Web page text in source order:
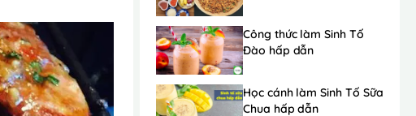
Công thức làm Sinh Tố
Đào hấp dẫn
Học cánh làm Sinh Tố Sữa
Chua hấp dẫn